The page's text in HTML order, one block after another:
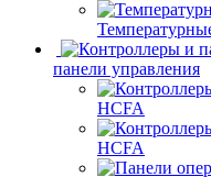
панели управления
HCFA
HCFA